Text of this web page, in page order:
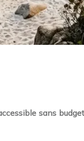
sans